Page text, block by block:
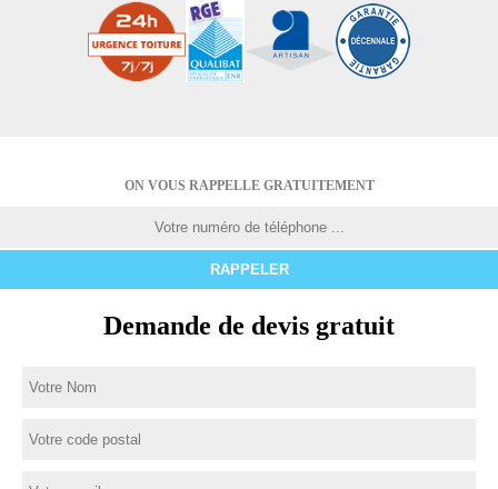
ON VOUS RAPPELLE GRATUITEMENT
Demande de devis gratuit